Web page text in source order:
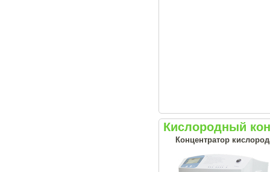
Кислородный
Концентратор